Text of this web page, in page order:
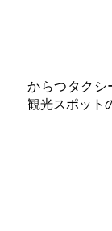
からつタクシ
観光スポット